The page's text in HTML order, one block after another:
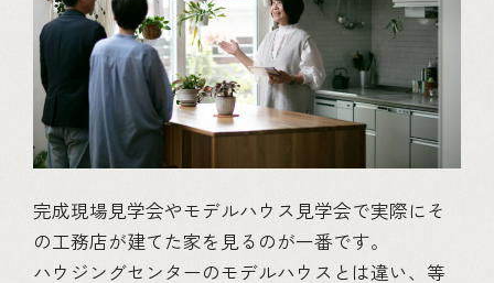
完成現場見学会やモデルハウス見学会で実際にそ
の工務店が建てた家を見るのが一番です。
ハウジングセンターのモデルハウスとは違い、等